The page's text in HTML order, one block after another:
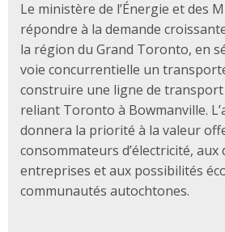
Le ministère de l’Énergie et des
répondre à la demande
la région du Grand Toronto, en
voie concurrentielle un
construire une ligne de
reliant Toronto à Bowmanville.
donnera la priorité à la valeur
consommateurs d’électricité,
entreprises et aux possibilités
communautés autochtones.